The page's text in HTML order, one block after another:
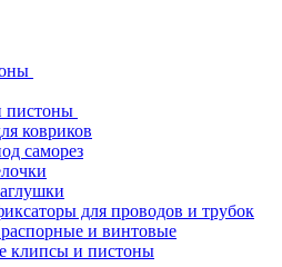
пистоны
ковриков
саморез
для проводов и трубок
и винтовые
клипсы и пистоны